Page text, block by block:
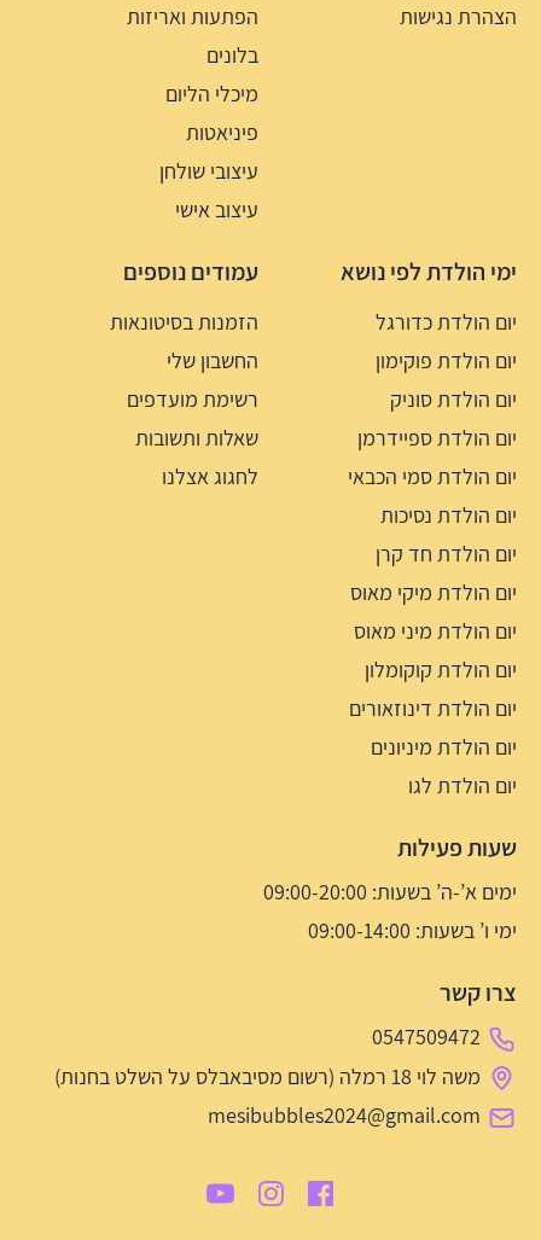
הצהרת נגישות
הפתעות ואריזות
בלונים
מיכלי הליום
פיניאטות
עיצובי שולחן
עיצוב אישי
ימי הולדת לפי נושא
יום הולדת כדורגל
יום הולדת פוקימון
יום הולדת סוניק
יום הולדת ספיידרמן
יום הולדת סמי הכבאי
יום הולדת נסיכות
יום הולדת חד קרן
יום הולדת מיקי מאוס
יום הולדת מיני מאוס
יום הולדת קוקומלון
יום הולדת דינוזאורים
יום הולדת מיניונים
יום הולדת לגו
עמודים נוספים
הזמנות בסיטונאות
החשבון שלי
רשימת מועדפים
שאלות ותשובות
לחגוג אצלנו
שעות פעילות
ימים א’-ה’ בשעות: 09:00-20:00
ימי ו’ בשעות: 09:00-14:00
צרו קשר
0547509472
משה לוי 18 רמלה (רשום מסיבאבלס על השלט בחנות)
mesibubbles2024@gmail.com